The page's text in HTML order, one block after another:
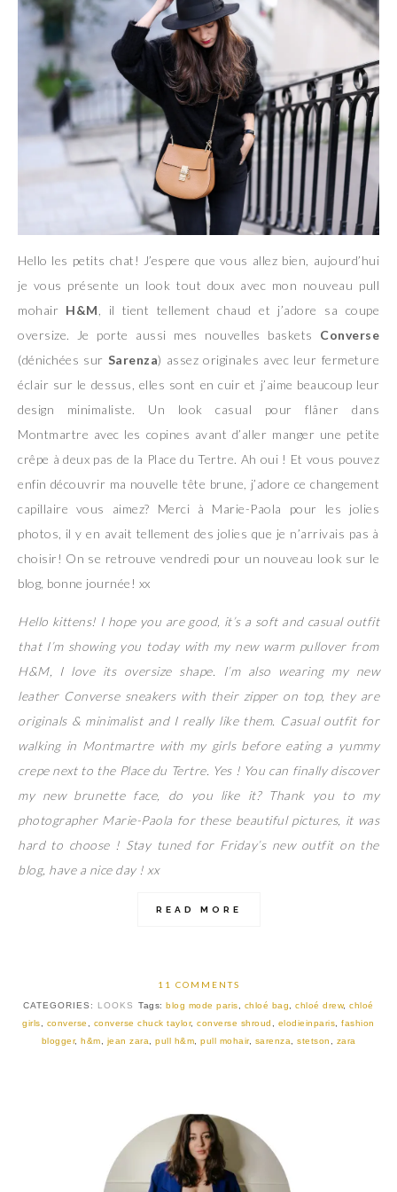
Hello les petits chat! J’espere que vous allez bien, aujourd’hui
je vous présente un look tout doux avec mon nouveau pull
mohair H&M, il tient tellement chaud et j’adore sa coupe
oversize. Je porte aussi mes nouvelles baskets Converse
(dénichées sur Sarenza) assez originales avec leur fermeture
éclair sur le dessus, elles sont en cuir et j’aime beaucoup leur
design minimaliste. Un look casual pour flâner dans
Montmartre avec les copines avant d’aller manger une petite
crêpe à deux pas de la Place du Tertre. Ah oui ! Et vous pouvez
enfin découvrir ma nouvelle tête brune, j’adore ce changement
capillaire vous aimez? Merci à Marie-Paola pour les jolies
photos, il y en avait tellement des jolies que je n’arrivais pas à
choisir! On se retrouve vendredi pour un nouveau look sur le
blog, bonne journée! xx
Hello kittens! I hope you are good, it’s a soft and casual outfit
that I’m showing you today with my new warm pullover from
H&M, I love its oversize shape. I’m also wearing my new
leather Converse sneakers with their zipper on top, they are
originals & minimalist and I really like them. Casual outfit for
walking in Montmartre with my girls before eating a yummy
crepe next to the Place du Tertre. Yes ! You can finally discover
my new brunette face, do you like it? Thank you to my
photographer Marie-Paola for these beautiful pictures, it was
hard to choose ! Stay tuned for Friday’s new outfit on the
blog, have a nice day ! xx
READ MORE
11 COMMENTS
CATEGORIES: LOOKS Tags: blog mode paris, chloé bag,chloé drew,chloé
girls, converse , converse chuck taylor,converse shroud , elodieinparis,fashion
blogger, h&m, jean zara, pull h&m, pull mohair, sarenza, stetson , zara